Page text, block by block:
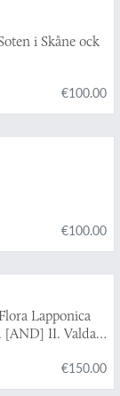
i Skåne ock
€100.00
€100.00
Lapponica
[AND] II. Valda
opus
smärre skrifter
€150.00